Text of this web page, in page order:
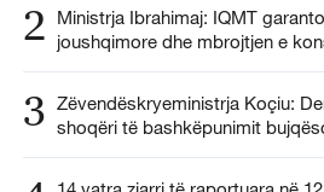
2
Ministrja Ibrahimaj: IQMT
joushqimore dhe mbrojtjen e
3 Zëvendëskryeministrja Koçiu:
shoqëri të bashkëpunimit